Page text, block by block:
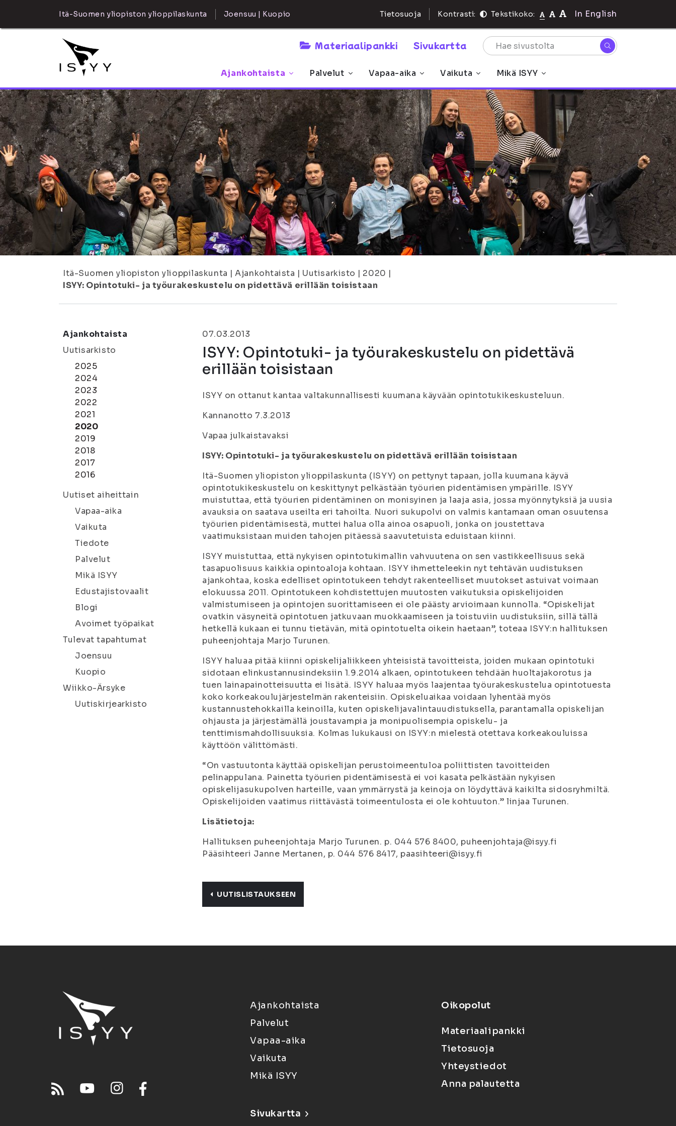
Itä-Suomen yliopiston ylioppilaskunta Joensuu | Kuopio Tietosuoja Kontrasti: Tekstikoko: In English
Materiaalipankki Sivukartta
Ajankohtaista Palvelut Vapaa-aika Vaikuta Mikä ISYY
Itä-Suomen yliopiston ylioppilaskunta | Ajankohtaista | Uutisarkisto | 2020 |
ISYY: Opintotuki- ja työurakeskustelu on pidettävä erillään toisistaan
Ajankohtaista
Uutisarkisto
2025
2024
2023
2022
2021
2020
2019
2018
2017
2016
Uutiset aiheittain
Vapaa-aika
Vaikuta
Tiedote
Palvelut
Mikä ISYY
Edustajistovaalit
Blogi
Avoimet työpaikat
Tulevat tapahtumat
Joensuu
Kuopio
Wiikko-Ärsyke
Uutiskirjearkisto
07.03.2013
ISYY: Opintotuki- ja työurakeskustelu on pidettävä
erillään toisistaan
ISYY on ottanut kantaa valtakunnallisesti kuumana käyvään opintotukikeskusteluun.
Kannanotto 7.3.2013
Vapaa julkaistavaksi
ISYY: Opintotuki- ja työurakeskustelu on pidettävä erillään toisistaan
Itä-Suomen yliopiston ylioppilaskunta (ISYY) on pettynyt tapaan, jolla kuumana käyvä
opintotukikeskustelu on keskittynyt pelkästään työurien pidentämisen ympärille. ISYY
muistuttaa, että työurien pidentäminen on monisyinen ja laaja asia, jossa myönnytyksiä ja uusia
avauksia on saatava useilta eri tahoilta. Nuori sukupolvi on valmis kantamaan oman osuutensa
työurien pidentämisestä, muttei halua olla ainoa osapuoli, jonka on joustettava
vaatimuksistaan muiden tahojen pitäessä saavutetuista eduistaan kiinni.
ISYY muistuttaa, että nykyisen opintotukimallin vahvuutena on sen vastikkeellisuus sekä
tasapuolisuus kaikkia opintoaloja kohtaan. ISYY ihmetteleekin nyt tehtävän uudistuksen
ajankohtaa, koska edelliset opintotukeen tehdyt rakenteelliset muutokset astuivat voimaan
elokuussa 2011. Opintotukeen kohdistettujen muutosten vaikutuksia opiskelijoiden
valmistumiseen ja opintojen suorittamiseen ei ole päästy arvioimaan kunnolla. “Opiskelijat
ovatkin väsyneitä opintotuen jatkuvaan muokkaamiseen ja toistuviin uudistuksiin, sillä tällä
hetkellä kukaan ei tunnu tietävän, mitä opintotuelta oikein haetaan”, toteaa ISYY:n hallituksen
puheenjohtaja Marjo Turunen.
ISYY haluaa pitää kiinni opiskelijaliikkeen yhteisistä tavoitteista, joiden mukaan opintotuki
sidotaan elinkustannusindeksiin 1.9.2014 alkaen, opintotukeen tehdään huoltajakorotus ja
tuen lainapainotteisuutta ei lisätä. ISYY haluaa myös laajentaa työurakeskustelua opintotuesta
koko korkeakoulujärjestelmän rakenteisiin. Opiskeluaikaa voidaan lyhentää myös
kustannustehokkailla keinoilla, kuten opiskelijavalintauudistuksella, parantamalla opiskelijan
ohjausta ja järjestämällä joustavampia ja monipuolisempia opiskelu- ja
tenttimismahdollisuuksia. Kolmas lukukausi on ISYY:n mielestä otettava korkeakouluissa
käyttöön välittömästi.
“On vastuutonta käyttää opiskelijan perustoimeentuloa poliittisten tavoitteiden
pelinappulana. Painetta työurien pidentämisestä ei voi kasata pelkästään nykyisen
opiskelijasukupolven harteille, vaan ymmärrystä ja keinoja on löydyttävä kaikilta sidosryhmiltä.
Opiskelijoiden vaatimus riittävästä toimeentulosta ei ole kohtuuton.” linjaa Turunen.
Lisätietoja:
Hallituksen puheenjohtaja Marjo Turunen. p. 044 576 8400, puheenjohtaja@isyy.fi
Pääsihteeri Janne Mertanen, p. 044 576 8417, paasihteeri@isyy.fi
UUTISLISTAUKSEEN
Ajankohtaista
Palvelut
Vapaa-aika
Vaikuta
Mikä ISYY
Sivukartta
Oikopolut
Materiaalipankki
Tietosuoja
Yhteystiedot
Anna palautetta